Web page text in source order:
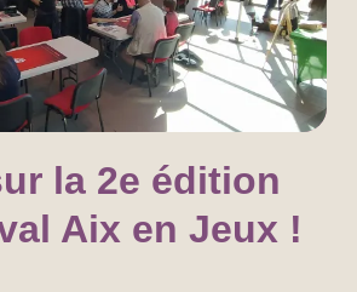
la 2e édition
Aix en Jeux !